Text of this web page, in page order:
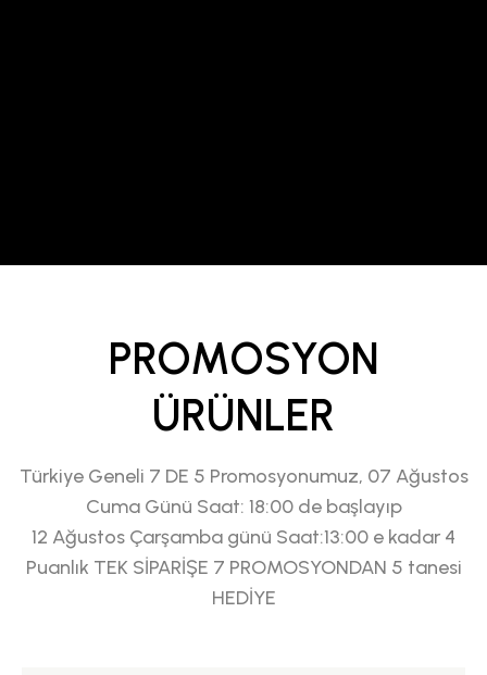
PROMOSYON
ÜRÜNLER
Türkiye Geneli 7 DE 5 Promosyonumuz, 07 Ağustos
Cuma Günü Saat: 18:00 de başlayıp
12 Ağustos Çarşamba günü Saat:13:00 e kadar 4
Puanlık TEK SİPARİŞE 7 PROMOSYONDAN 5 tanesi
HEDİYE